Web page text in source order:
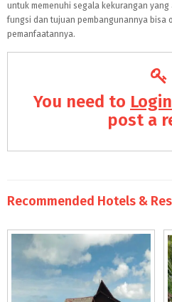
untuk memenuhi segala kekurangan
fungsi dan tujuan pembangunannya bisa
pemanfaatannya.
You need to Login
post a
Recommended Hotels &